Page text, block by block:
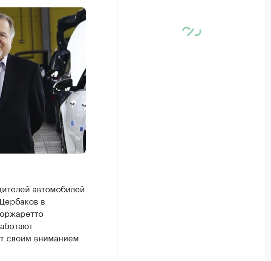
автомобилей
в
своим вниманием